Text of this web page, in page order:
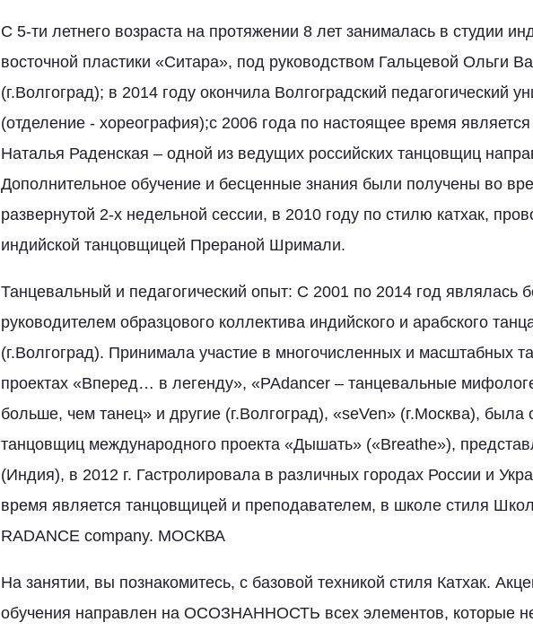
С 5-ти летнего возраста на протяжении 8 лет занималась в студии
восточной пластики «Ситара», под руководством Гальцевой Ольги
(г.Волгоград); в 2014 году окончила Волгоградский педагогический
(отделение - хореография);с 2006 года по настоящее время
Наталья Раденская – одной из ведущих российских танцовщиц
Дополнительное обучение и бесценные знания были получены во
развернутой 2-х недельной сессии, в 2010 году по стилю катхак,
индийской танцовщицей Прераной Шримали.
Танцевальный и педагогический опыт: С 2001 по 2014 год являлась
руководителем образцового коллектива индийского и арабского
(г.Волгоград). Принимала участие в многочисленных и масштабных
проектах «Вперед… в легенду», «РАdancer – танцевальные
больше, чем танец» и другие (г.Волгоград), «seVen» (г.Москва),
танцовщиц международного проекта «Дышать» («Breathe»),
(Индия), в 2012 г. Гастролировала в различных городах России и
время является танцовщицей и преподавателем, в школе стиля
RADANCE company. МОСКВА
На занятии, вы познакомитесь, с базовой техникой стиля Катхак.
обучения направлен на ОСОЗНАННОСТЬ всех элементов, которые